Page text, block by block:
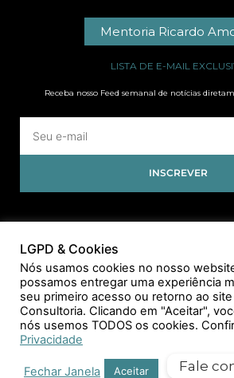
Mentoria Ricardo
LISTA DE E-MAIL
Receba nosso Feed semanal de notícias
INSCREVER
LGPD & Cookies
Nós usamos cookies no nosso
possamos entregar uma experiência
seu primeiro acesso ou retorno ao site
Consultoria. Clicando em "Aceitar",
nós usemos TODOS os cookies.
Privacidade
Fechar Janela Aceitar Fale